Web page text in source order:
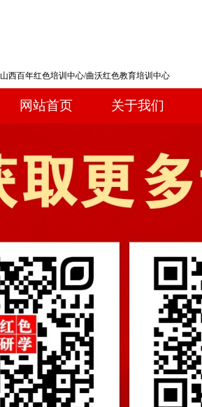
山西百年红色培训中心/曲沃红色教育培训中心
网站首页 关于我们